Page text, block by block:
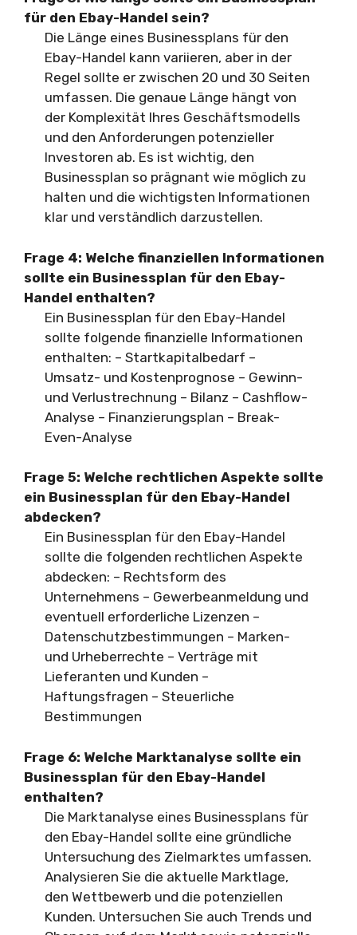
für den Ebay-Handel sein?
Die Länge eines Businessplans für den
Ebay-Handel kann variieren, aber in der
Regel sollte er zwischen 20 und 30 Seiten
umfassen. Die genaue Länge hängt von
der Komplexität Ihres Geschäftsmodells
und den Anforderungen potenzieller
Investoren ab. Es ist wichtig, den
Businessplan so prägnant wie möglich zu
halten und die wichtigsten Informationen
klar und verständlich darzustellen.
Frage 4: Welche finanziellen Informationen
sollte ein Businessplan für den Ebay-
Handel enthalten?
Ein Businessplan für den Ebay-Handel
sollte folgende finanzielle Informationen
enthalten: – Startkapitalbedarf –
Umsatz- und Kostenprognose – Gewinn-
und Verlustrechnung – Bilanz – Cashflow-
Analyse – Finanzierungsplan – Break-
Even-Analyse
Frage 5: Welche rechtlichen Aspekte sollte
ein Businessplan für den Ebay-Handel
abdecken?
Ein Businessplan für den Ebay-Handel
sollte die folgenden rechtlichen Aspekte
abdecken: – Rechtsform des
Unternehmens – Gewerbeanmeldung und
eventuell erforderliche Lizenzen –
Datenschutzbestimmungen – Marken-
und Urheberrechte – Verträge mit
Lieferanten und Kunden –
Haftungsfragen – Steuerliche
Bestimmungen
Frage 6: Welche Marktanalyse sollte ein
Businessplan für den Ebay-Handel
enthalten?
Die Marktanalyse eines Businessplans für
den Ebay-Handel sollte eine gründliche
Untersuchung des Zielmarktes umfassen.
Analysieren Sie die aktuelle Marktlage,
den Wettbewerb und die potenziellen
Kunden. Untersuchen Sie auch Trends und